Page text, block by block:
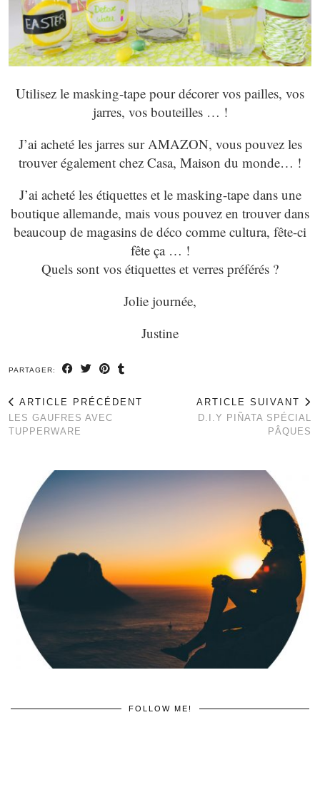
Utilisez le masking-tape pour décorer vos pailles, vos
jarres, vos bouteilles … !
J’ai acheté les jarres sur AMAZON, vous pouvez les
trouver également chez Casa, Maison du monde… !
J’ai acheté les étiquettes et le masking-tape dans une
boutique allemande, mais vous pouvez en trouver dans
beaucoup de magasins de déco comme cultura, fête-ci
fête ça … !
Quels sont vos étiquettes et verres préférés ?
Jolie journée,
Justine
PARTAGER:
ARTICLE PRÉCÉDENT
LES GAUFRES AVEC
TUPPERWARE
ARTICLE SUIVANT
D.I.Y PIÑATA SPÉCIAL
PÂQUES
FOLLOW ME!